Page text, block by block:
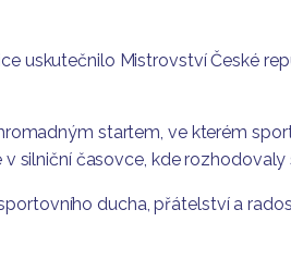
uskutečnilo Mistrovství České
startem, ve kterém
silniční časovce, kde rozhodovaly
ducha, přátelství a